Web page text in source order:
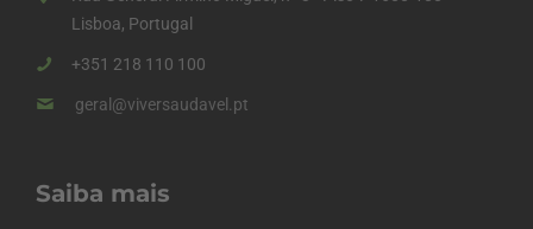
Lisboa, Portugal
+351 218 110 100
geral@viversaudavel.pt
Saiba mais